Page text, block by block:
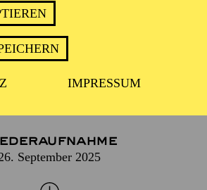
IMPRESSUM
EIN TÄNZERISCHES
DENKMAL.
PREMIERE
September 2025